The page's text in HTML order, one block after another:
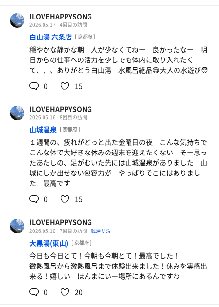
ILOVEHAPPYSONG
2026.05.17 4回目の訪問
白山湯 六条店 [ 京都府 ]
穏やかな静かな朝 人が少なくてねー 良かったなー 明
日からの仕事への活力を少しでも体内に取り入れたく
て、、、ありがとう白山湯 水風呂絶品😋大人の水遊び🧑
0
15
ILOVEHAPPYSONG
2026.05.16 8回目の訪問
山城温泉 [ 京都府 ]
１週間の、疲れがどっと出た金曜日の夜 こんな気持ちで
こんな体で大好きな休みの週末を迎えたくない そー思っ
たあたしの、足がむいた先には山城温泉がありました 山
城にしか出せない包容力が やっぱりそこにはありまし
た 最高です
0
15
ILOVEHAPPYSONG
2026.05.10 7回目の訪問 銭湯サ活
大黒湯(東山) [ 京都府 ]
今日も今日とて！今朝も今朝とて！最高でした！
微熱風呂から激熱風呂まで体験出来ました！休みを実感出
来る！嬉しい ほんまにいー場所にあるんですわ
0
20